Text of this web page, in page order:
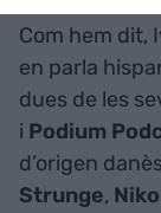
Com hem dit,
en parla
dues de les
i Podium
d’origen
Strunge,